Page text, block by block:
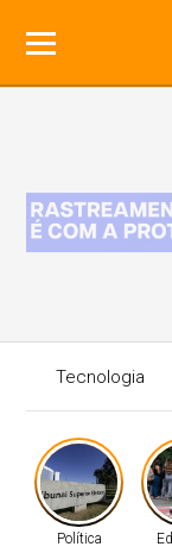
Tecnologia
Política